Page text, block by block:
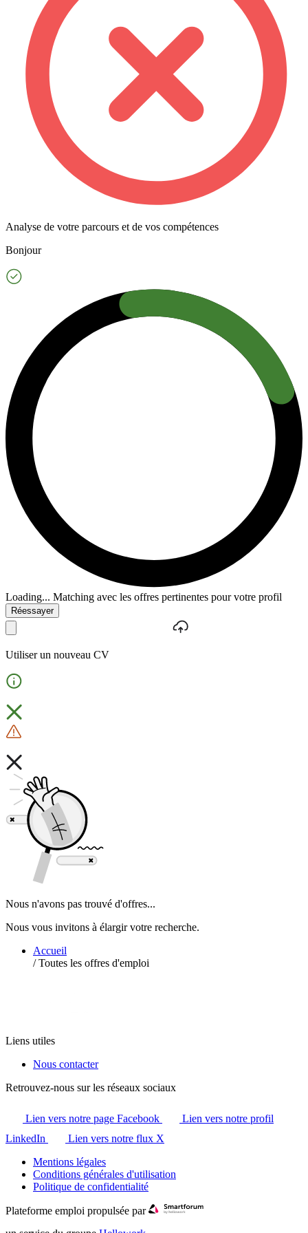
Analyse de votre parcours et de vos compétences
Bonjour
Loading... Matching avec les offres pertinentes pour votre profil
Réessayer
Utiliser un nouveau CV
Nous n'avons pas trouvé d'offres...
Nous vous invitons à élargir votre recherche.
Accueil
/ Toutes les offres d'emploi
Liens utiles
Nous contacter
Retrouvez-nous sur les réseaux sociaux
Lien vers notre page Facebook
Lien vers notre profil
LinkedIn
Lien vers notre flux X
Mentions légales
Conditions générales d'utilisation
Politique de confidentialité
Plateforme emploi propulsée par